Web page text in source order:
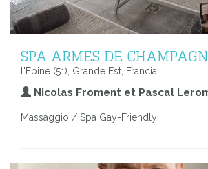
SPA ARMES DE
l'Epine (51), Grande Est, Francia
Nicolas Froment et Pascal
Massaggio / Spa Gay-Friendly